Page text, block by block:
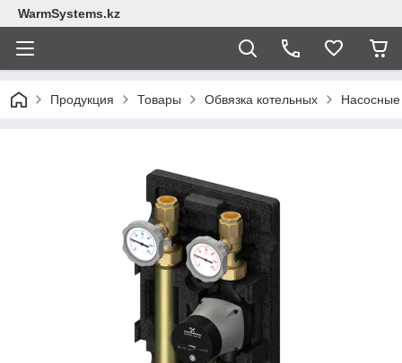
WarmSystems.kz
Продукция Товары Обвязка котельных